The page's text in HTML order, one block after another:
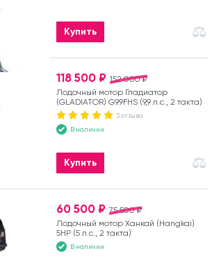
Купить
152 000 ₽
118 500 ₽
Лодочный мотор Гладиатор
(GLADIATOR) G9.9FHS (9,9 л.с., 2 такта)
3 отзыва
В наличии
Купить
75 500 ₽
60 500 ₽
Лодочный мотор Ханкай (Hangkai)
5HP (5 л.с., 2 такта)
В наличии